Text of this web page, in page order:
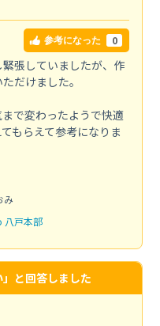
参考になった 0
張していましたが、作
だけました。
で変わったようで快適
もらえて参考になりま
み
八戸本部
」と回答しました